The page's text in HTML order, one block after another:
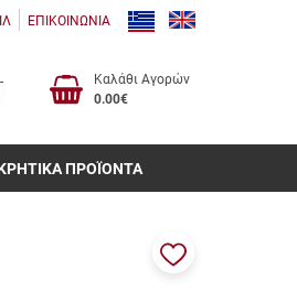
ΕΠΙΚΟΙΝΩΝΙΑ
Καλάθι Αγορών
0.00€
ΠΡΟΪΟΝΤΑ